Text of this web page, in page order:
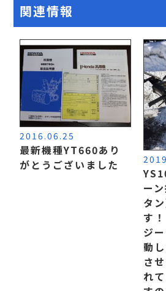
関連情報
2016.06.25
最新機種YT660あり
がとうございました
ー
タ
す
ジ
動
さ
れ